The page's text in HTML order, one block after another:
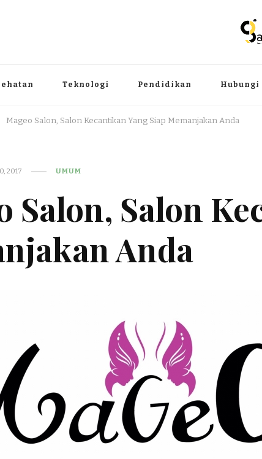
Teknologi Pendidikan Hubungi
Mageo Salon, Salon Kecantikan Yang Siap Memanjakan Anda
2017 UMUM
Salon, Salon
Anda